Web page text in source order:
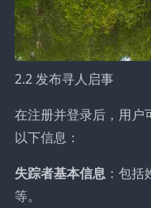
2.2 发布寻人启事
在注册并登录后，用户
以下信息：
失踪者基本信息：包括
等。